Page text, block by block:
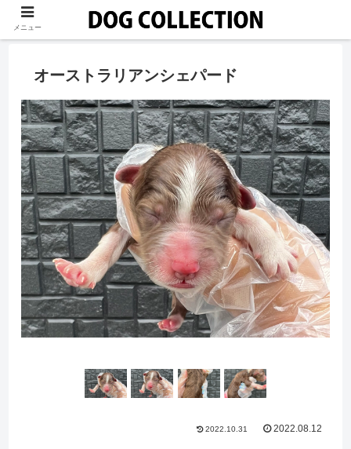
オーストラリアンシェパード
2022.10.31 2022.08.12
メニュー